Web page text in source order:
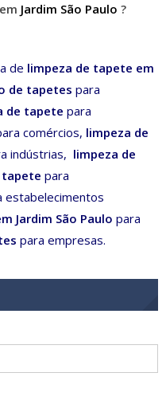
Jardim São Paulo ?
de limpeza de tapete em
de tapetes para
de tapete para
comércios, limpeza de
indústrias, limpeza de
para
estabelecimentos
Jardim São Paulo para
para empresas.